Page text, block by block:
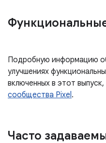
Подробную информацию
улучшениях
включенных в этот
сообщества Pixel.
Часто